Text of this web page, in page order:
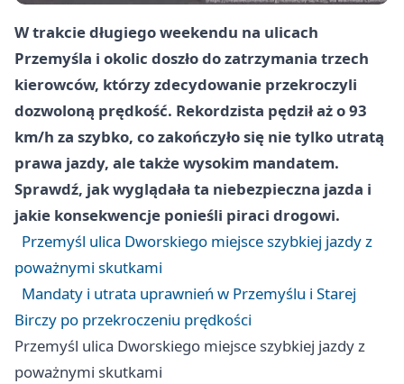
W trakcie długiego weekendu na ulicach
Przemyśla i okolic doszło do zatrzymania trzech
kierowców, którzy zdecydowanie przekroczyli
dozwoloną prędkość. Rekordzista pędził aż o 93
km/h za szybko, co zakończyło się nie tylko utratą
prawa jazdy, ale także wysokim mandatem.
Sprawdź, jak wyglądała ta niebezpieczna jazda i
jakie konsekwencje ponieśli piraci drogowi.
Przemyśl ulica Dworskiego miejsce szybkiej jazdy z
poważnymi skutkami
Mandaty i utrata uprawnień w Przemyślu i Starej
Birczy po przekroczeniu prędkości
Przemyśl ulica Dworskiego miejsce szybkiej jazdy z
poważnymi skutkami